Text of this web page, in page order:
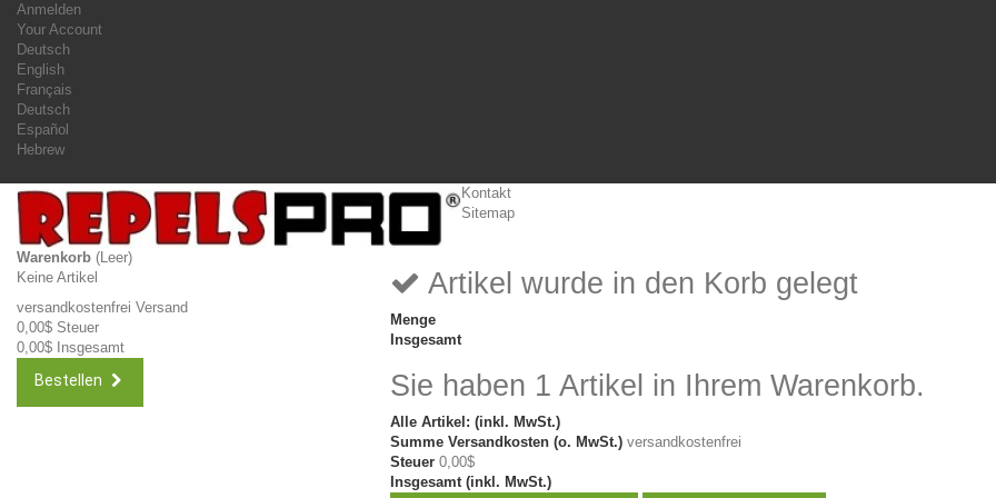
Anmelden
Your Account
Deutsch
English
Français
Deutsch
Español
Hebrew
Kontakt
Sitemap
Warenkorb (Leer)
Keine Artikel
versandkostenfrei Versand
0,00$ Steuer
0,00$ Insgesamt
Bestellen
Artikel wurde in den Korb gelegt
Menge
Insgesamt
Sie haben 1 Artikel in Ihrem Warenkorb.
Alle Artikel: (inkl. MwSt.)
Summe Versandkosten (o. MwSt.) versandkostenfrei
Steuer 0,00$
Insgesamt (inkl. MwSt.)